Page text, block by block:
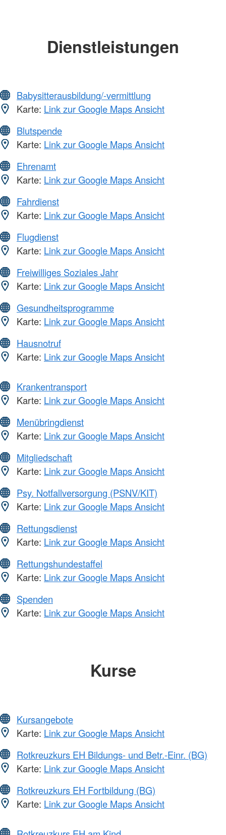
Dienstleistungen
Babysitterausbildung/-vermittlung
Karte: Link zur Google Maps Ansicht
Blutspende
Karte: Link zur Google Maps Ansicht
Ehrenamt
Karte: Link zur Google Maps Ansicht
Fahrdienst
Karte: Link zur Google Maps Ansicht
Flugdienst
Karte: Link zur Google Maps Ansicht
Freiwilliges Soziales Jahr
Karte: Link zur Google Maps Ansicht
Gesundheitsprogramme
Karte: Link zur Google Maps Ansicht
Hausnotruf
Karte: Link zur Google Maps Ansicht
Krankentransport
Karte: Link zur Google Maps Ansicht
Menübringdienst
Karte: Link zur Google Maps Ansicht
Mitgliedschaft
Karte: Link zur Google Maps Ansicht
Psy. Notfallversorgung (PSNV/KIT)
Karte: Link zur Google Maps Ansicht
Rettungsdienst
Karte: Link zur Google Maps Ansicht
Rettungshundestaffel
Karte: Link zur Google Maps Ansicht
Spenden
Karte: Link zur Google Maps Ansicht
Kurse
Kursangebote
Karte: Link zur Google Maps Ansicht
Rotkreuzkurs EH Bildungs- und Betr.-Einr. (BG)
Karte: Link zur Google Maps Ansicht
Rotkreuzkurs EH Fortbildung (BG)
Karte: Link zur Google Maps Ansicht